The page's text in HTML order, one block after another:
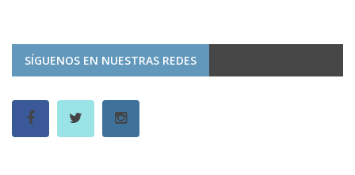
SÍGUENOS EN NUESTRAS REDES